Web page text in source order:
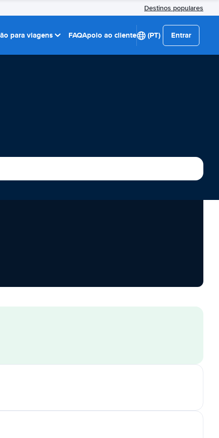
Destinos populares
para viagens FAQApoio ao cliente (PT) Entrar